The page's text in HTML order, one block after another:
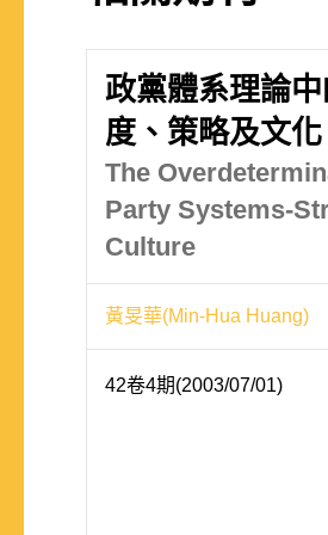
政黨體系理論
度、策略及文化
The
Party Systems-
Culture
黃旻華(Min-Hua Huang)
42卷4期(2003/07/01)